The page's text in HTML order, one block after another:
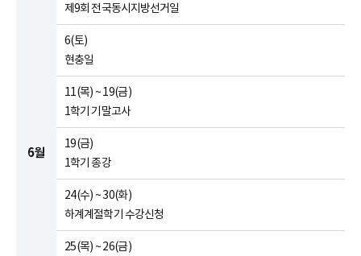
6월
제9회 전국동시지방선거일
6(토)
현충일
11(목) ~ 19(금)
1학기 기말고사
19(금)
1학기 종강
24(수) ~ 30(화)
하계계절학기 수강신청
25(목) ~ 26(금)